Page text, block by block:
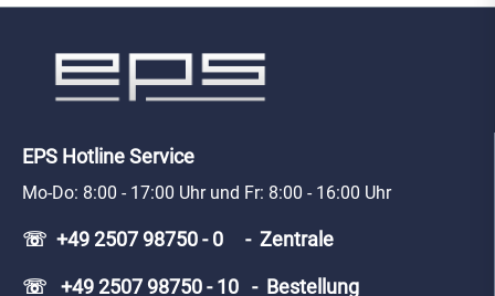
EPS Hotline Service
Mo-Do: 8:00 - 17:00 Uhr und Fr: 8:00 - 16:00 Uhr
☏ +49 2507 98750 - 0 - Zentrale
☏ +49 2507 98750 - 10 - Bestellung